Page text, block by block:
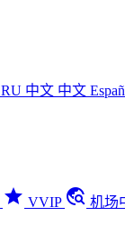
RU 中文 中文
star VVIP travel_explore 机场